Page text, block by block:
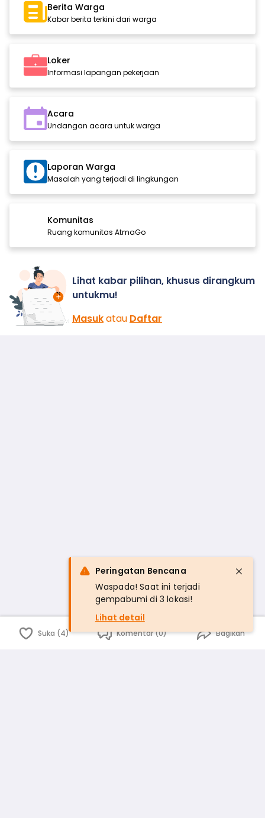
Berita Warga
Kabar berita terkini dari warga
Loker
Informasi lapangan pekerjaan
Acara
Undangan acara untuk warga
Laporan Warga
Masalah yang terjadi di lingkungan
Komunitas
Ruang komunitas AtmaGo
Lihat kabar pilihan, khusus dirangkum
untukmu!
Masukatau Daftar
Suka (4) Komentar (0) Bagikan
Peringatan Bencana
Waspada! Saat ini terjadi
gempabumi di 3 lokasi!
Lihat detail